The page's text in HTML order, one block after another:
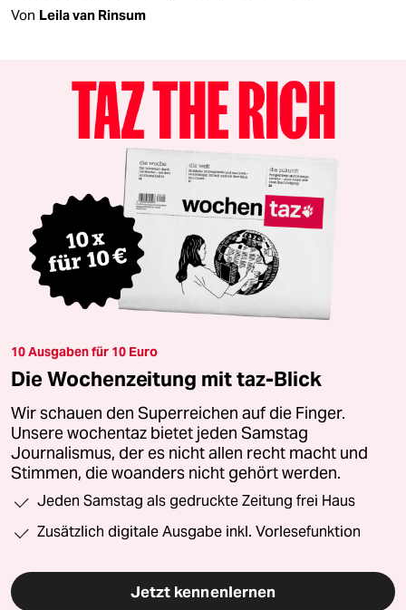
Von Leila van Rinsum
10 Ausgaben für 10 Euro
Die Wochenzeitung mit taz-Blick
Wir schauen den Superreichen auf die Finger.
Unsere wochentaz bietet jeden Samstag
Journalismus, der es nicht allen recht macht und
Stimmen, die woanders nicht gehört werden.
Jeden Samstag als gedruckte Zeitung frei Haus
Zusätzlich digitale Ausgabe inkl. Vorlesefunktion
Jetzt kennenlernen